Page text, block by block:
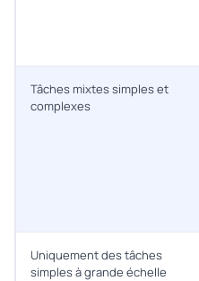
Tâches mixtes simples et
complexes
Uniquement des tâches
simples à grande échelle